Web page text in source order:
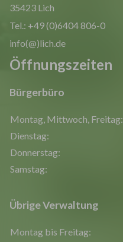
35423 Lich
Tel.: +49 (0)6404 806-0
info(@)lich.de
Öffnungszeiten
Bürgerbüro
Montag, Mittwoch, Freitag:
Dienstag:
Donnerstag:
Samstag:
Übrige Verwaltung
Montag bis Freitag: